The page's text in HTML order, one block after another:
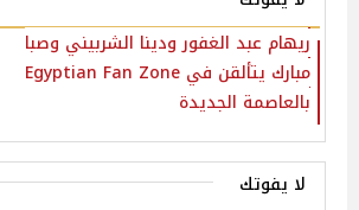
ريهام عبد الغفور ودينا الشربيني وصبا
مبارك يتألقن في Egyptian Fan Zone
بالعاصمة الجديدة
لا يفوتك